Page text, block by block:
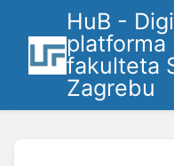
HuB -
platforma
fakulteta
Zagrebu